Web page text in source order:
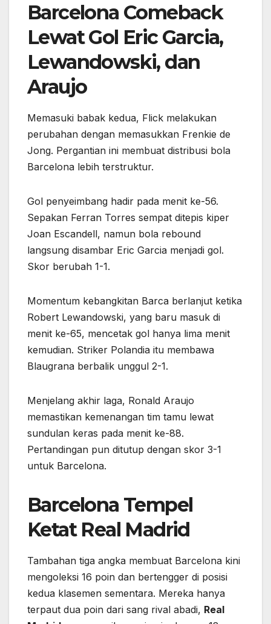
Barcelona Comeback
Lewat Gol Eric Garcia,
Lewandowski, dan
Araujo
Memasuki babak kedua, Flick melakukan
perubahan dengan memasukkan Frenkie de
Jong. Pergantian ini membuat distribusi bola
Barcelona lebih terstruktur.
Gol penyeimbang hadir pada menit ke-56.
Sepakan Ferran Torres sempat ditepis kiper
Joan Escandell, namun bola rebound
langsung disambar Eric Garcia menjadi gol.
Skor berubah 1-1.
Momentum kebangkitan Barca berlanjut ketika
Robert Lewandowski, yang baru masuk di
menit ke-65, mencetak gol hanya lima menit
kemudian. Striker Polandia itu membawa
Blaugrana berbalik unggul 2-1.
Menjelang akhir laga, Ronald Araujo
memastikan kemenangan tim tamu lewat
sundulan keras pada menit ke-88.
Pertandingan pun ditutup dengan skor 3-1
untuk Barcelona.
Barcelona Tempel
Ketat Real Madrid
Tambahan tiga angka membuat Barcelona kini
mengoleksi 16 poin dan bertengger di posisi
kedua klasemen sementara. Mereka hanya
terpaut dua poin dari sang rival abadi, Real